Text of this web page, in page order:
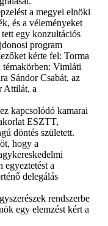
a megyei elnöki
és a véleményeket
egy konzultációs
program
kérte fel: Torma
Vimláti
Sándor Csabát, az
Attilát, a
kapcsolódó kamarai
ESZTT,
döntés született.
hogy a
egyeztetést a
delegálás
rendszerbe
egy elemzést kért a